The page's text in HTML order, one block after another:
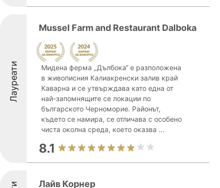
Лауреати
Mussel Farm and Restaurant Dalboka
Мидена ферма „Дълбока“ е разположена
в живописния Калиакренски залив край
Каварна и се утвърждава като една от
най-запомнящите се локации по
българското Черноморие. Районът,
където се намира, се отличава с особено
чиста околна среда, което оказва ...
8.1
Лайв Корнер